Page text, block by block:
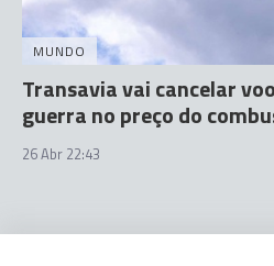
MUNDO
Transavia vai cancelar
guerra no preço do
26 Abr 22:43